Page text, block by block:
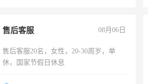
售后客服 08月06日
售后客服20名，女性，20-30周岁，单
休，国家节假日休息